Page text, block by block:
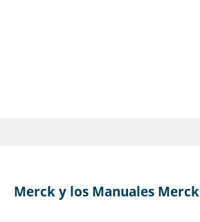
Merck y los Manuales Merck